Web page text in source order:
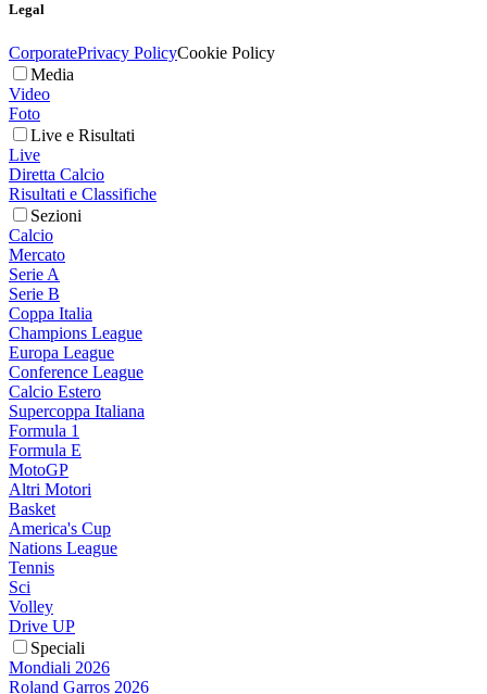
Legal
CorporatePrivacy PolicyCookie Policy
Media
Video
Foto
Live e Risultati
Live
Diretta Calcio
Risultati e Classifiche
Sezioni
Calcio
Mercato
Serie A
Serie B
Coppa Italia
Champions League
Europa League
Conference League
Calcio Estero
Supercoppa Italiana
Formula 1
Formula E
MotoGP
Altri Motori
Basket
America's Cup
Nations League
Tennis
Sci
Volley
Drive UP
Speciali
Mondiali 2026
Roland Garros 2026